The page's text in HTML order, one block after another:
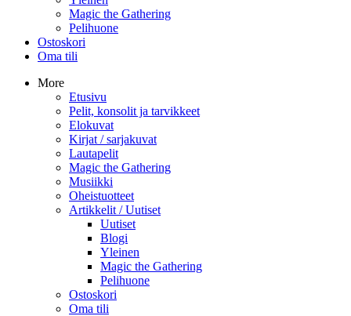
Magic the Gathering
Pelihuone
Ostoskori
Oma tili
More
Etusivu
Pelit, konsolit ja tarvikkeet
Elokuvat
Kirjat / sarjakuvat
Lautapelit
Magic the Gathering
Musiikki
Oheistuotteet
Artikkelit / Uutiset
Uutiset
Blogi
Yleinen
Magic the Gathering
Pelihuone
Ostoskori
Oma tili